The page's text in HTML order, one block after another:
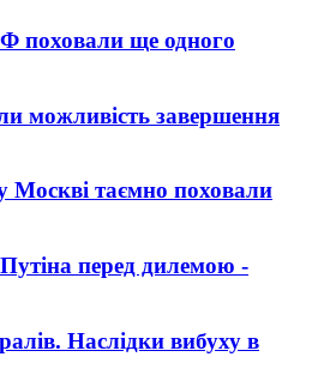
поховали ще одного
можливість завершення
Москві таємно поховали
перед дилемою -
Наслідки вибуху в